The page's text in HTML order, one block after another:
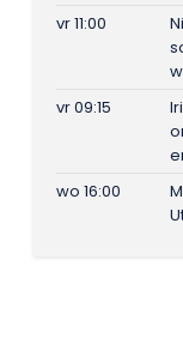
vr 11:00
vr 09:15
wo 16:00